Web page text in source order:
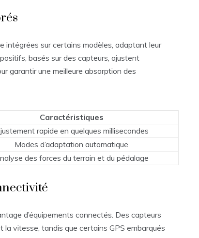
intégrées sur certains modèles, adaptant leur
basés sur des capteurs, ajustent
garantir une meilleure absorption des
Caractéristiques
rapide en quelques millisecondes
Modes d’adaptation automatique
des forces du terrain et du pédalage
d’équipements connectés. Des capteurs
vitesse, tandis que certains GPS embarqués